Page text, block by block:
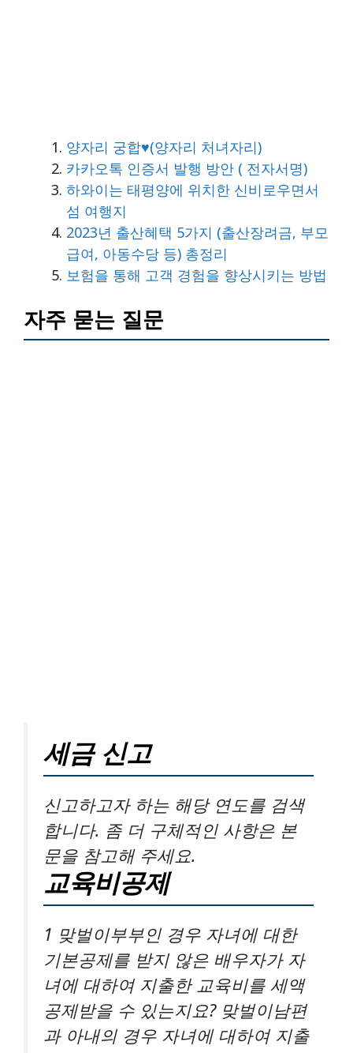
양자리 궁합♥(양자리 처녀자리)
카카오톡 인증서 발행 방안 ( 전자서명)
하와이는 태평양에 위치한 신비로우면서
섬 여행지
2023년 출산혜택 5가지 (출산장려금, 부모
급여, 아동수당 등) 총정리
보험을 통해 고객 경험을 향상시키는 방법
자주 묻는 질문
세금 신고
신고하고자 하는 해당 연도를 검색
합니다. 좀 더 구체적인 사항은 본
문을 참고해 주세요.
교육비공제
1 맞벌이부부인 경우 자녀에 대한
기본공제를 받지 않은 배우자가 자
녀에 대하여 지출한 교육비를 세액
공제받을 수 있는지요? 맞벌이남편
과 아내의 경우 자녀에 대하여 지출